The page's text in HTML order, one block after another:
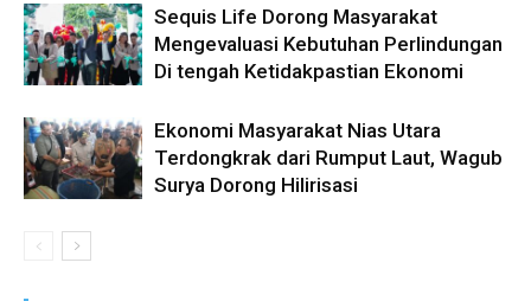
Sequis Life Dorong Masyarakat
Mengevaluasi Kebutuhan Perlindungan
Di tengah Ketidakpastian Ekonomi
Ekonomi Masyarakat Nias Utara
Terdongkrak dari Rumput Laut, Wagub
Surya Dorong Hilirisasi